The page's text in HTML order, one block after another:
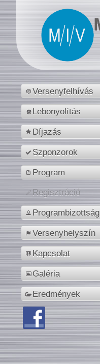
Versenyfelhívás
Lebonyolítás
Díjazás
Szponzorok
Program
Regisztráció
Programbizottság
Versenyhelyszín
Kapcsolat
Galéria
Eredmények